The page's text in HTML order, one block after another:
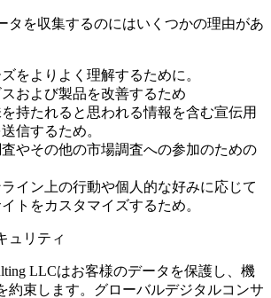
タを収集するのにはいくつかの理由があ
をよりよく理解するために。
および製品を改善するため
持たれると思われる情報を含む宣伝用
信するため。
やその他の市場調査への参加のための
イン上の行動や個人的な好みに応じて
トをカスタマイズするため。
ュリティ
LLCはお客様のデータを保護し、機
約束します。グローバルデジタルコンサ